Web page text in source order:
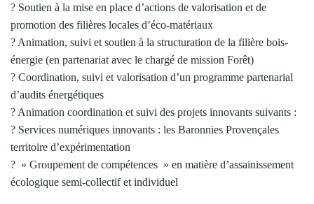
? Soutien à la mise en place d’actions de valorisation et de
promotion des filières locales d’éco-matériaux
? Animation, suivi et soutien à la structuration de la filière bois-
énergie (en partenariat avec le chargé de mission Forêt)
? Coordination, suivi et valorisation d’un programme partenarial
d’audits énergétiques
? Animation coordination et suivi des projets innovants suivants :
? Services numériques innovants : les Baronnies Provençales
territoire d’expérimentation
? » Groupement de compétences » en matière d’assainissement
écologique semi-collectif et individuel